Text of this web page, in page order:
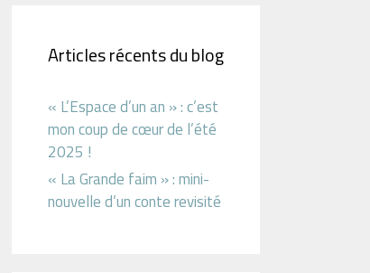
Articles récents du blog
« L’Espace d’un an » : c’est
mon coup de cœur de l’été
2025 !
« La Grande faim » : mini-
nouvelle d’un conte revisité